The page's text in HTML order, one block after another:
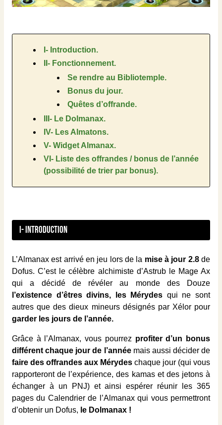
I- Introduction.
II- Fonctionnement.
Se rendre au Bibliotemple.
Bonus du jour.
Quêtes d’offrande.
III- Le Dolmanax.
IV- Les Almatons.
V- Widget Almanax.
VI- Liste des offrandes / bonus de l’année
(possibilité de trier par bonus).
I- Introduction
L’Almanax est arrivé en jeu lors de la mise à jour 2.8de
Dofus. C’est le célèbre alchimiste d’Astrub le Mage Ax
qui a décidé de révéler au monde des Douze
l’existence d’êtres divins, les Mérydes qui ne sont
autres que des dieux mineurs désignés par Xélor pour
garder les jours de l’année.
Grâce à l’Almanax, vous pourrez profiter d’un bonus
différent chaque jour de l’annéemais aussi décider de
faire des offrandes aux Mérydes chaque jour (qui vous
rapporteront de l’expérience, des kamas et des jetons à
échanger à un PNJ) et ainsi espérer réunir les 365
pages du Calendrier de l’Almanax qui vous permettront
d’obtenir un Dofus, le Dolmanax !